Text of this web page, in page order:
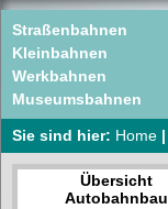
Straßenbahnen
Kleinbahnen
Werkbahnen
Museumsbahnen
Sie sind hier: Home |
Übersicht
Autobahnbau